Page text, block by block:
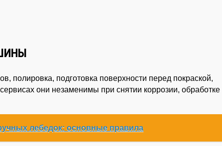
полировка, подготовка поверхности перед покраской,
они незаменимы при снятии коррозии, обработке
лебедок: основные правила